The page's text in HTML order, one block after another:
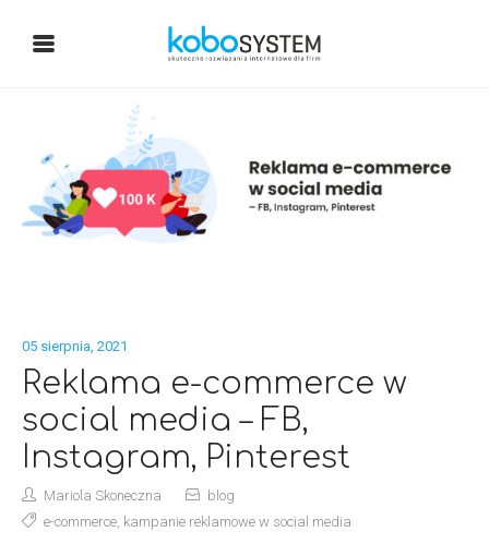
05 sierpnia, 2021
Reklama e-commerce w
social media – FB,
Instagram, Pinterest
Mariola Skoneczna
blog
e-commerce, kampanie reklamowe w social media